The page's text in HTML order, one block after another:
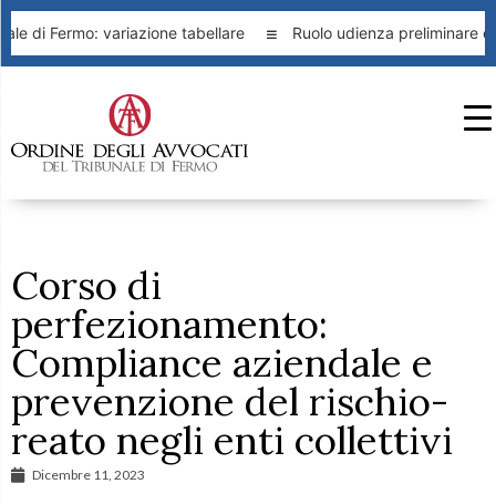
di Fermo: variazione tabellare Ruolo udienza preliminare
Corso di
perfezionamento:
Compliance aziendale e
prevenzione del rischio-
reato negli enti collettivi
Dicembre 11, 2023